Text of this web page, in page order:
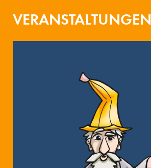
VERANSTALTUNGEN